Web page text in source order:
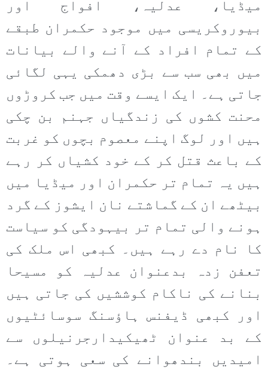
میڈیا، عدلیہ، افواج اور
بیوروکریسی میں موجود حکمران طبقے
کے تمام افراد کے آنے والے بیانات
میں بھی سب سے بڑی دھمکی یہی لگائی
جاتی ہے۔ ایک ایسے وقت میں جب کروڑوں
محنت کشوں کی زندگیاں جہنم بن چکی
ہیں اور لوگ اپنے معصوم بچوں کو غربت
کے باعث قتل کر کے خود کشیاں کر رہے
ہیں یہ تمام تر حکمران اور میڈیا میں
بیٹھے ان کے گماشتے نان ایشوز کے گرد
ہونے والی تمام تر بیہودگی کو سیاست
کا نام دے رہے ہیں۔ کبھی اس ملک کی
تعفن زدہ بدعنوان عدلیہ کو مسیحا
بنانے کی ناکام کوششیں کی جاتی ہیں
اور کبھی ڈیفنس ہاؤسنگ سوسائٹیوں
کے بد عنوان ٹھیکیدارجرنیلوں سے
امیدیں بندھوانے کی سعی ہوتی ہے۔